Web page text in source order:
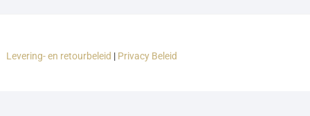
Levering- en retourbeleid | Privacy Beleid